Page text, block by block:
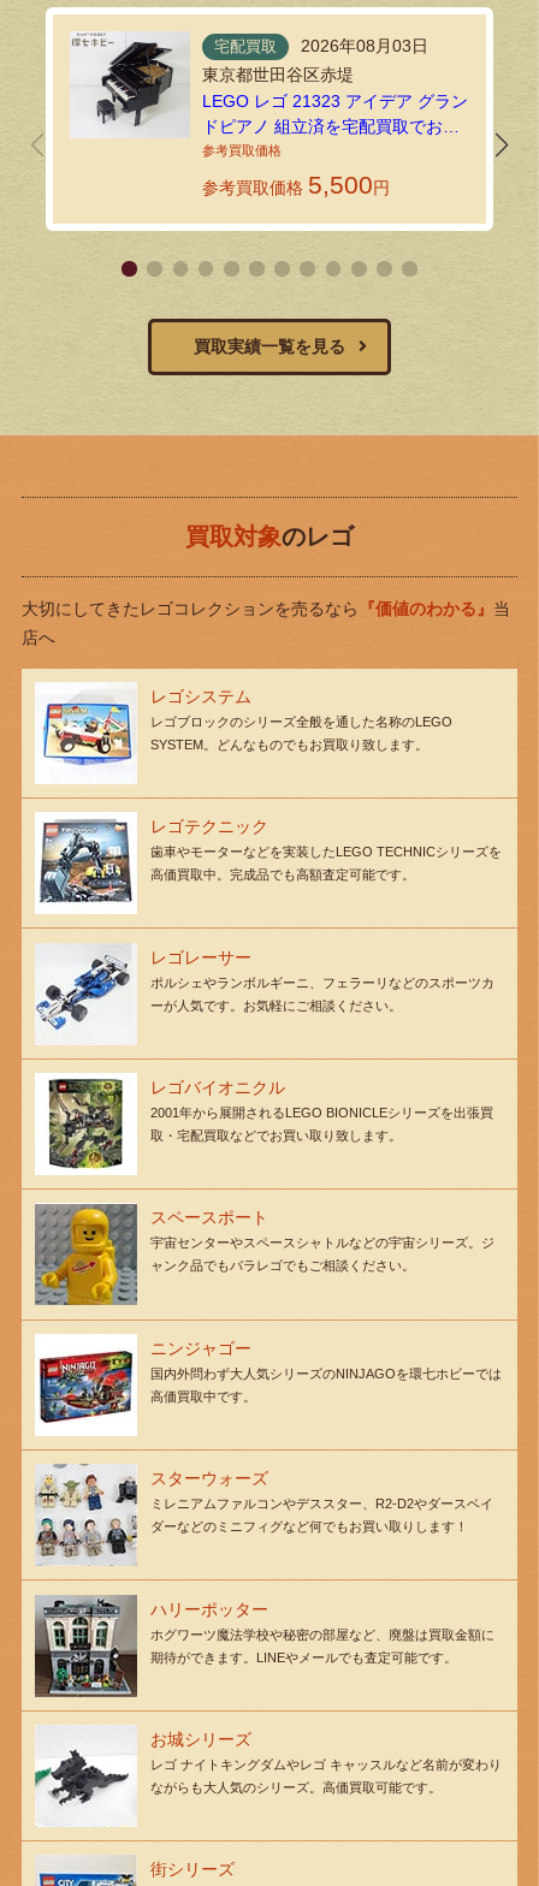
宅配買取
2026年08月03日
東京都世田谷区赤堤
LEGO レゴ 21323 アイデア グラン
ドピアノ 組立済を宅配買取でお譲
りいただきました！
参考買取価格 5,500円
買取実績一覧を見る
買取対象のレゴ
大切にしてきたレゴコレクションを売るなら 『価値のわかる』 当
店へ
レゴシステム
レゴブロックのシリーズ全般を通した名称のLEGO
SYSTEM。どんなものでもお買取り致します。
レゴテクニック
歯車やモーターなどを実装したLEGO TECHNICシリーズを
高価買取中。完成品でも高額査定可能です。
レゴレーサー
ポルシェやランボルギーニ、フェラーリなどのスポーツカ
ーが人気です。お気軽にご相談ください。
レゴバイオニクル
2001年から展開されるLEGO BIONICLEシリーズを出張買
取・宅配買取などでお買い取り致します。
スペースポート
宇宙センターやスペースシャトルなどの宇宙シリーズ。ジ
ャンク品でもバラレゴでもご相談ください。
ニンジャゴー
国内外問わず大人気シリーズのNINJAGOを環七ホビーでは
高価買取中です。
スターウォーズ
ミレニアムファルコンやデススター、R2-D2やダースベイ
ダーなどのミニフィグなど何でもお買い取りします！
ハリーポッター
ホグワーツ魔法学校や秘密の部屋など、廃盤は買取金額に
期待ができます。LINEやメールでも査定可能です。
お城シリーズ
レゴ ナイトキングダムやレゴ キャッスルなど名前が変わり
ながらも大人気のシリーズ。高価買取可能です。
街シリーズ